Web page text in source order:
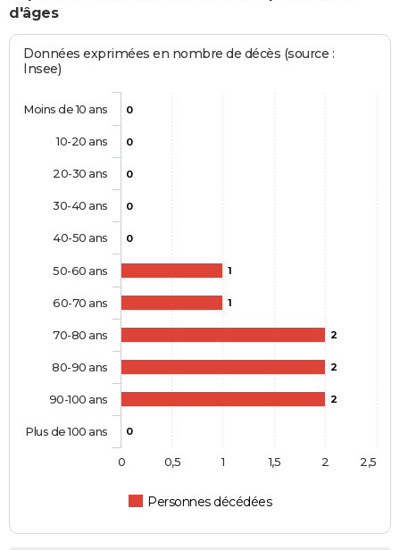
d'âges
Données exprimées en nombre de décès (source :
Insee)
0
0
0
0
0
1
1
2
2
2
0
Personnes décédées
Moins de 10 ans
10-20 ans
20-30 ans
30-40 ans
40-50 ans
50-60 ans
60-70 ans
70-80 ans
80-90 ans
90-100 ans
Plus de 100 ans
0 0,5 1 1,5 2 2,5